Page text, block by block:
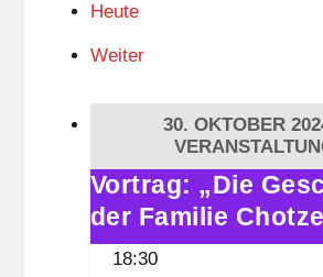
Heute
Weiter
30. OKTOBER
Vortrag:
„Die
Geschichte
Vortrag: „Die
der Familie
18:30